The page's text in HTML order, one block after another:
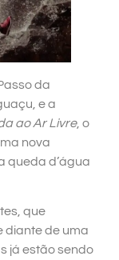
da
e a
ao Ar Livre, o
nova
queda d’água
que
diante de uma
já estão sendo